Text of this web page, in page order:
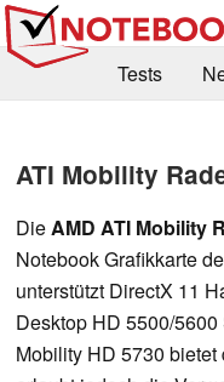
Tests
Kaufberatung
Forum
ATI Mobility
DieAMD ATI Mobility
Notebook Grafikkarte
unterstützt DirectX 11
Desktop HD 5500/
Mobility HD 5730